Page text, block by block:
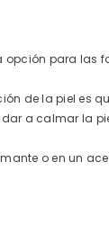
para las
de la piel es
a calmar la
o en un